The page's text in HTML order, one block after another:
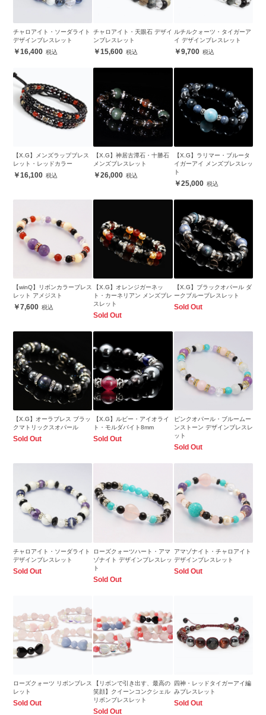
チャロアイト・ソーダライト
デザインブレスレット
16,400
チャロアイト・天眼石 デザイ
ンブレスレット
15,600
ルチルクォーツ・タイガーア
イ デザインブレスレット
9,700
【X.G】メンズラップブレス
レット・レッドカラー
16,100
【X.G】神居古潭石・十勝石
メンズブレスレット
26,000
【X.G】ラリマー・ブルータ
イガーアイ メンズブレスレッ
ト
25,000
【winQ】リボンカラーブレス
レット アメジスト
7,600
【X.G】オレンジガーネッ
ト・カーネリアン メンズブレ
スレット
Sold Out
【X.G】ブラックオパール ダ
ークブルーブレスレット
Sold Out
【X.G】オーラブレス ブラッ
クマトリックスオパール
Sold Out
【X.G】ルビー・アイオライ
ト・モルダバイト8mm
Sold Out
ピンクオパール・ブルームー
ンストーン デザインブレスレ
ット
Sold Out
チャロアイト・ソーダライト
デザインブレスレット
Sold Out
ローズクォーツハート・アマ
ゾナイト デザインブレスレッ
ト
Sold Out
アマゾナイト・チャロアイト
デザインブレスレット
Sold Out
ローズクォーツ リボンブレス
レット
Sold Out
【リボンで引き出す、最高の
笑顔】クイーンコンクシェル
リボンブレスレット
Sold Out
四神・レッドタイガーアイ編
みブレスレット
Sold Out